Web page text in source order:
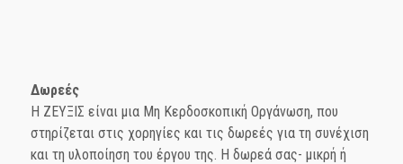
Δωρεές
Η ΖΕΥΞΙΣ είναι μια Μη Κερδοσκοπική Οργάνωση, που
στηρίζεται στις χορηγίες και τις δωρεές για τη συνέχιση
και τη υλοποίηση του έργου της. Η δωρεά σας- μικρή ή